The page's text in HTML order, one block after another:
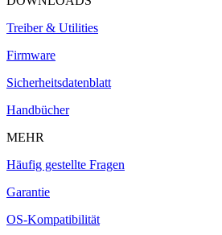
Treiber & Utilities
Firmware
Sicherheitsdatenblatt
Handbücher
MEHR
Häufig gestellte Fragen
Garantie
OS-Kompatibilität